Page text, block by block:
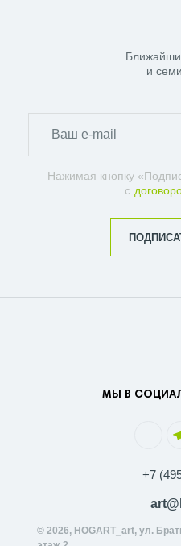
и
Нажимая кнопку
с
МЫ В
+7
© 2026, HOGART_art, ул.